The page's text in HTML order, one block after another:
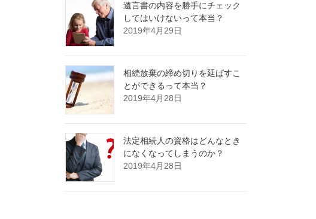
遺言書の内容を勝手にチェック
してはいけないって本当？
2019年4月29日
相続放棄の締め切りを延ばすこ
とができるって本当？
2019年4月28日
法定相続人の資格はどんなとき
になくなってしまうのか？
2019年4月28日